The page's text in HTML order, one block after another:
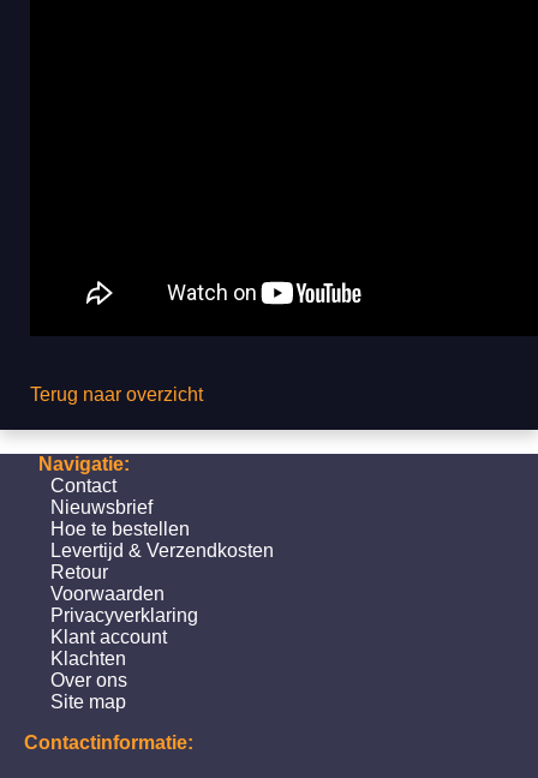
Terug naar overzicht
Navigatie:
Contact
Nieuwsbrief
Hoe te bestellen
Levertijd & Verzendkosten
Retour
Voorwaarden
Privacyverklaring
Klant account
Klachten
Over ons
Site map
Contactinformatie: